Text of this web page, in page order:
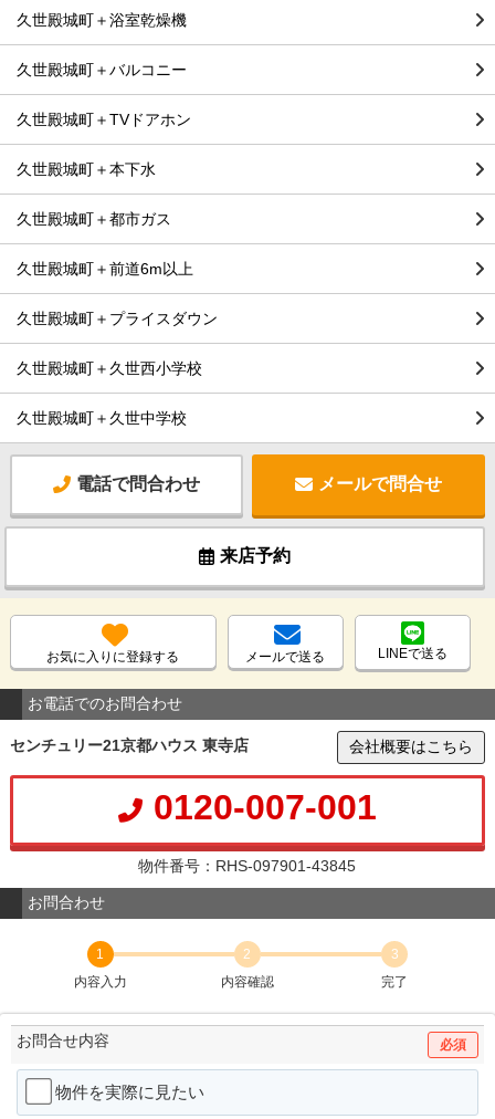
久世殿城町＋浴室乾燥機
久世殿城町＋バルコニー
久世殿城町＋TVドアホン
久世殿城町＋本下水
久世殿城町＋都市ガス
久世殿城町＋前道6m以上
久世殿城町＋プライスダウン
久世殿城町＋久世西小学校
久世殿城町＋久世中学校
電話で問合わせ メールで問合せ
来店予約
お気に入りに登録する メールで送る LINEで送る
お電話でのお問合わせ
センチュリー21京都ハウス 東寺店 会社概要はこちら
0120-007-001
物件番号：RHS-097901-43845
お問合わせ
1
内容入力
2
内容確認
3
完了
お問合せ内容 必須
物件を実際に見たい